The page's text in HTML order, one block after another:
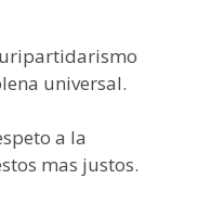
universal.
a la
mas justos.